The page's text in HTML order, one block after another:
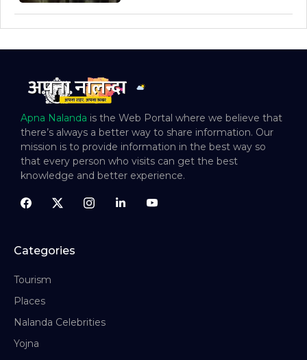
Apna Nalanda is the Web Portal where we believe that
there’s always a better way to share information. Our
mission is to provide information in the best way so
that every person who visits can get the best
knowledge and better experience.
Categories
Tourism
Places
Nalanda Celebrities
Yojna